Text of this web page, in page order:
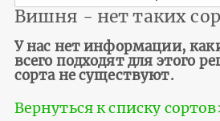
Вишня - нет таких
У нас нет информации,
всего подходят для этого
сорта не существуют.
Вернуться к списку